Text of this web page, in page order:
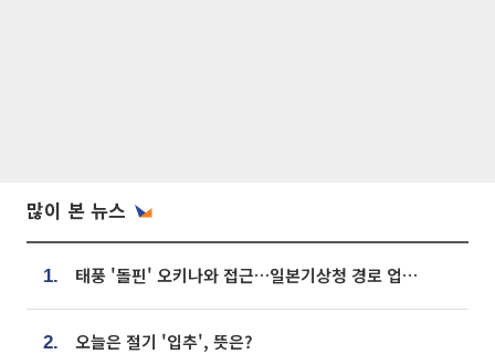
많이 본 뉴스
1. 태풍 '돌핀' 오키나와 접근…일본기상청 경로 업데이트
2. 오늘은 절기 '입추', 뜻은?